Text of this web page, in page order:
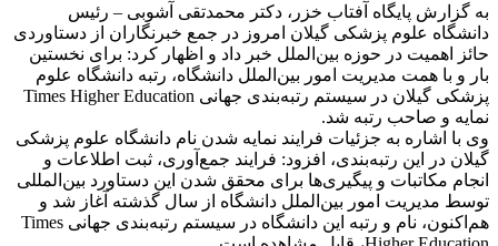
به گزارش پایگاه آفتاب خزر، دکتر محمدتقی آشوبی – رئیس
دانشگاه علوم پزشکی گیلان امروز در جمع خبرنگاران از دستاوردی
حائز اهمیت در حوزه بین‌الملل خبر داد و اظهار کرد: برای نخستین
بار و با همت مدیریت امور بین‌الملل دانشگاه، رتبه دانشگاه علوم
پزشکی گیلان در سیستم رتبه‌بندی جهانی Times Higher Education
نمایه و صاحب رتبه شد.
وی با اشاره به جزئیات فرایند نمایه شدن نام دانشگاه علوم پزشکی
گیلان در این رتبه‌بندی، افزود: فرایند جمع‌آوری، ثبت اطلاعات و
انجام مکاتبات و پیگیری‌ها برای محقق شدن این دستاورد بین‌المللی
توسط مدیریت امور بین‌الملل دانشگاه از سال گذشته آغاز شد و
هم‌اکنون، نام و رتبه این دانشگاه در سیستم رتبه‌بندی جهانی Times